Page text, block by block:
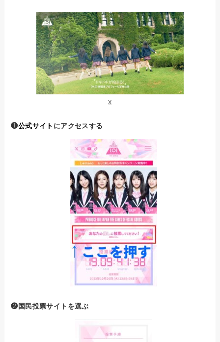
X
❶公式サイト にアクセスする
❷国民投票サイトを選ぶ